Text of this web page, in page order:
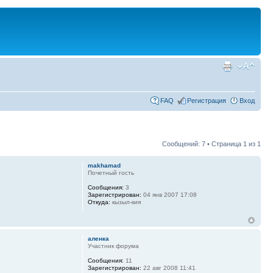
FAQ Регистрация Вход
Сообщений: 7 • Страница 1 из 1
makhamad
Почетный гость
Сообщения: 3
Зарегистрирован: 04 янв 2007 17:08
Откуда: кызыл-кия
аленка
Участник форума
Сообщения: 11
Зарегистрирован: 22 авг 2008 11:41